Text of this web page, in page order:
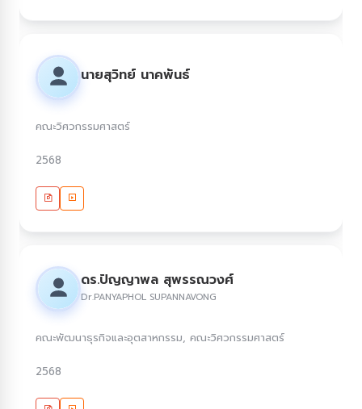
นายสุวิทย์ นาคพันธ์
คณะวิศวกรรมศาสตร์
2568
ดร.ปัญญาพล สุพรรณวงศ์
Dr.PANYAPHOL SUPANNAVONG
คณะพัฒนาธุรกิจและอุตสาหกรรม, คณะวิศวกรรมศาสตร์
2568